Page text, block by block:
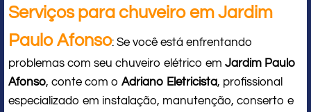
Serviços para chuveiro em Jardim
Paulo Afonso: Se você está enfrentando
problemas com seu chuveiro elétrico em Jardim Paulo
Afonso, conte com o Adriano Eletricista, profissional
especializado em instalação, manutenção, conserto e